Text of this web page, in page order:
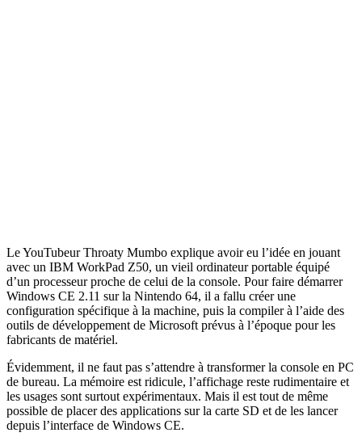
Le YouTubeur Throaty Mumbo explique avoir eu l’idée en jouant
avec un IBM WorkPad Z50, un vieil ordinateur portable équipé
d’un processeur proche de celui de la console. Pour faire démarrer
Windows CE 2.11 sur la Nintendo 64, il a fallu créer une
configuration spécifique à la machine, puis la compiler à l’aide des
outils de développement de Microsoft prévus à l’époque pour les
fabricants de matériel.
Évidemment, il ne faut pas s’attendre à transformer la console en PC
de bureau. La mémoire est ridicule, l’affichage reste rudimentaire et
les usages sont surtout expérimentaux. Mais il est tout de même
possible de placer des applications sur la carte SD et de les lancer
depuis l’interface de Windows CE.